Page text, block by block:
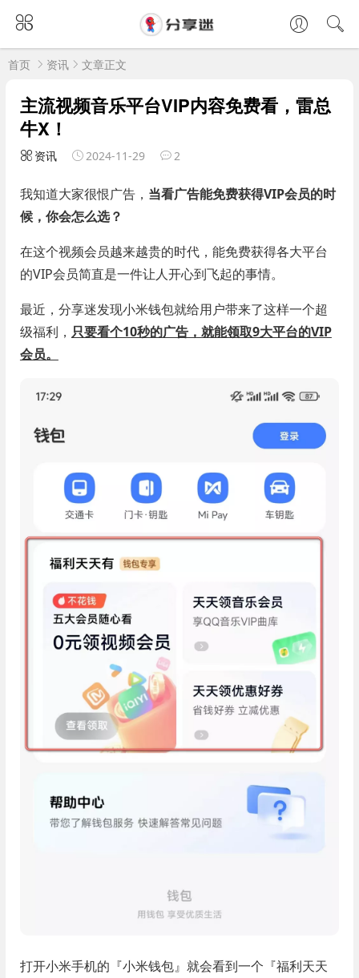
首页 资讯 文章正文
主流视频音乐平台VIP内容免费看，雷总
牛X！
资讯 2024-11-29 2
我知道大家很恨广告， 当看广告能免费获得VIP会员的时
候，你会怎么选？
在这个视频会员越来越贵的时代，能免费获得各大平台
的VIP会员简直是一件让人开心到飞起的事情。
最近，分享迷发现小米钱包就给用户带来了这样一个超
级福利， 只要看个10秒的广告，就能领取9大平台的VIP
会员。
打开小米手机的『小米钱包』就会看到一个『福利天天